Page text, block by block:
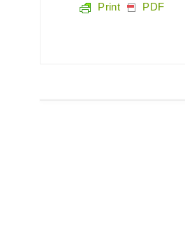
Print PDF